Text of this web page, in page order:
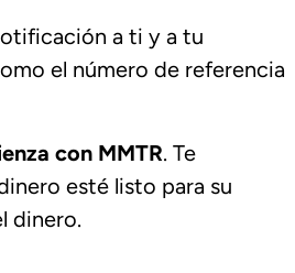
a ti y a tu
el número de referencia
con MMTR. Te
esté listo para su
dinero.